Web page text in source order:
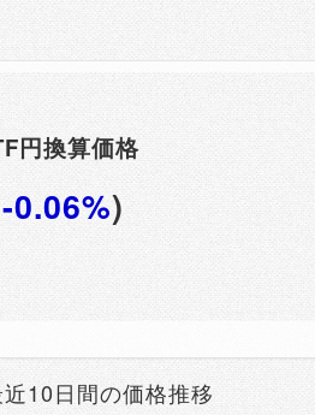
円換算価格
-0.06%)
10日間の価格推移